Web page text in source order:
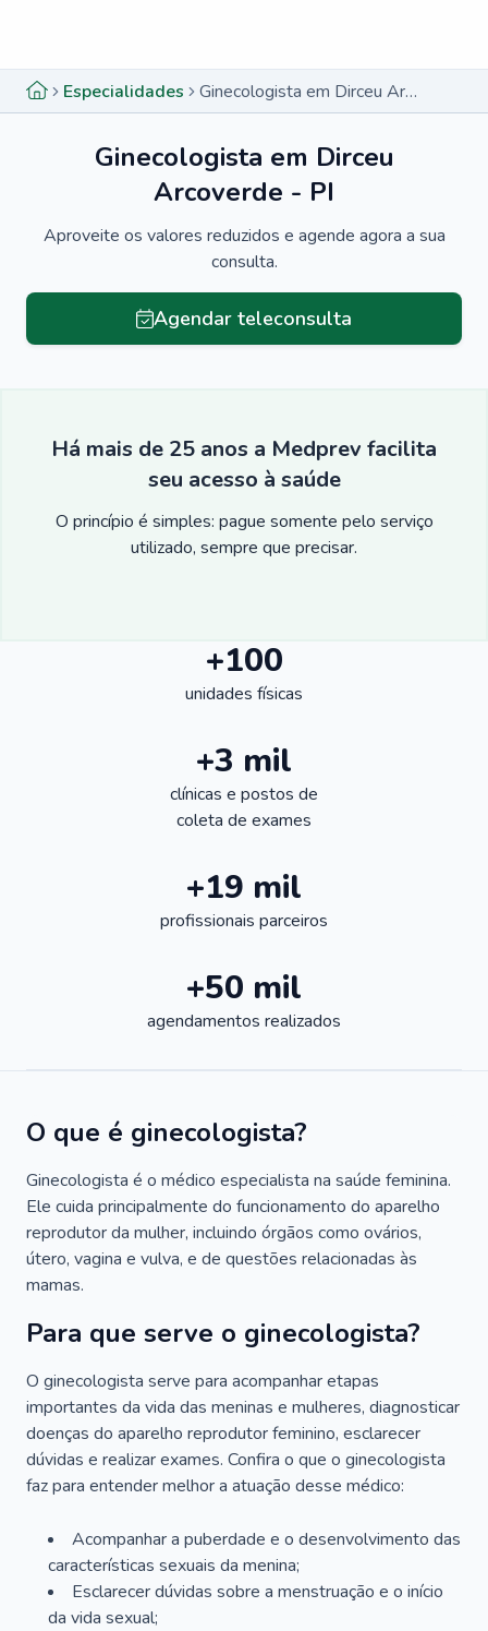
Especialidades Ginecologista em Dirceu Arcoverde - PI
Ginecologista em Dirceu
Arcoverde - PI
Aproveite os valores reduzidos e agende agora a sua
consulta.
Agendar teleconsulta
Há mais de 25 anos a Medprev facilita
seu acesso à saúde
O princípio é simples: pague somente pelo serviço
utilizado, sempre que precisar.
+100
unidades físicas
+3 mil
clínicas e postos de
coleta de exames
+19 mil
profissionais parceiros
+50 mil
agendamentos realizados
O que é ginecologista?
Ginecologista é o médico especialista na saúde feminina.
Ele cuida principalmente do funcionamento do aparelho
reprodutor da mulher, incluindo órgãos como ovários,
útero, vagina e vulva, e de questões relacionadas às
mamas.
Para que serve o ginecologista?
O ginecologista serve para acompanhar etapas
importantes da vida das meninas e mulheres, diagnosticar
doenças do aparelho reprodutor feminino, esclarecer
dúvidas e realizar exames. Confira o que o ginecologista
faz para entender melhor a atuação desse médico:
Acompanhar a puberdade e o desenvolvimento das
características sexuais da menina;
Esclarecer dúvidas sobre a menstruação e o início
da vida sexual;